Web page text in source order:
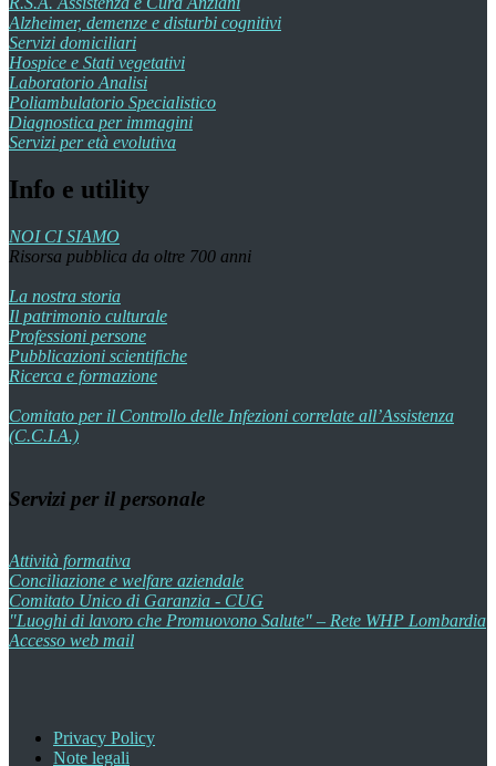
Alzheimer, demenze e disturbi cognitivi
Servizi domiciliari
Hospice e Stati vegetativi
Laboratorio Analisi
Poliambulatorio Specialistico
Diagnostica per immagini
Servizi per età evolutiva
Info e utility
NOI CI SIAMO
Risorsa pubblica da oltre 700 anni
La nostra storia
Il patrimonio culturale
Professioni persone
Pubblicazioni scientifiche
Ricerca e formazione
Comitato per il Controllo delle Infezioni correlate all’Assistenza
(C.C.I.A.)
Servizi per il personale
Attività formativa
Conciliazione e welfare aziendale
Comitato Unico di Garanzia - CUG
"Luoghi di lavoro che Promuovono Salute" – Rete WHP Lombardia
Accesso web mail
Privacy Policy
Note legali